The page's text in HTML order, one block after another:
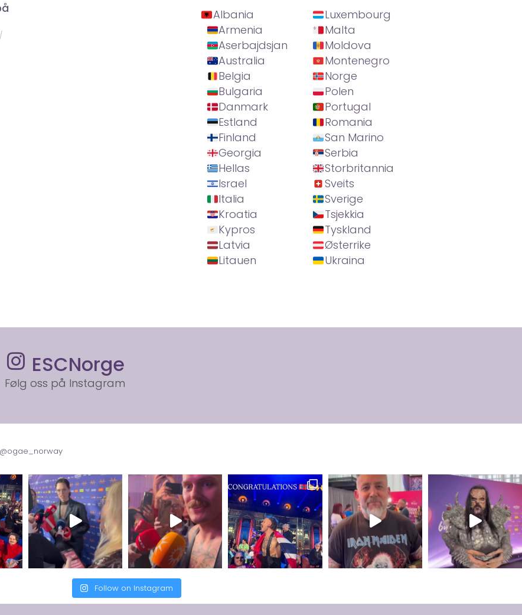
Albania
Armenia
Aserbajdsjan
Australia
Belgia
Bulgaria
Danmark
Estland
Finland
Georgia
Hellas
Israel
Italia
Kroatia
Kypros
Latvia
Litauen
Luxembourg
Malta
Moldova
Montenegro
Norge
Polen
Portugal
Romania
San Marino
Serbia
Storbritannia
Sveits
Sverige
Tsjekkia
Tyskland
Østerrike
Ukraina
ESCNorge
Følg oss på Instagram
Follow on Instagram